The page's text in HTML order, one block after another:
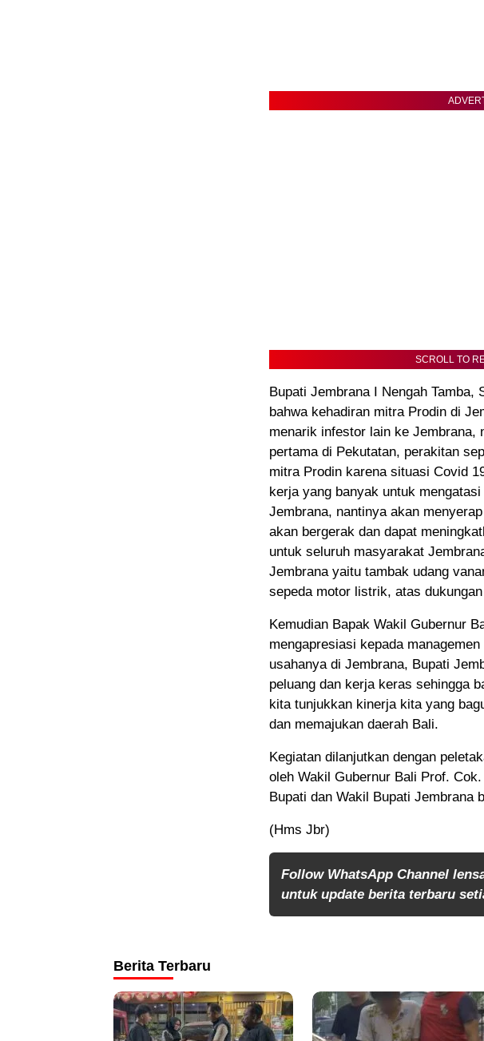
SCROLL TO
Bupati Jembrana I Nengah
bahwa kehadiran mitra Prodin di
menarik infestor lain ke Jembrana,
pertama di Pekutatan, perakitan
mitra Prodin karena situasi Covid
kerja yang banyak untuk
Jembrana, nantinya akan
akan bergerak dan dapat
untuk seluruh masyarakat
Jembrana yaitu tambak udang
sepeda motor listrik, atas
Kemudian Bapak Wakil Gubernur
mengapresiasi kepada
usahanya di Jembrana, Bupati
peluang dan kerja keras sehingga
kita tunjukkan kinerja kita yang
dan memajukan daerah Bali.
Kegiatan dilanjutkan dengan
oleh Wakil Gubernur Bali Prof.
Bupati dan Wakil Bupati Jembrana
(Hms Jbr)
Follow WhatsApp Channel
untuk update berita terbaru
Berita Terbaru